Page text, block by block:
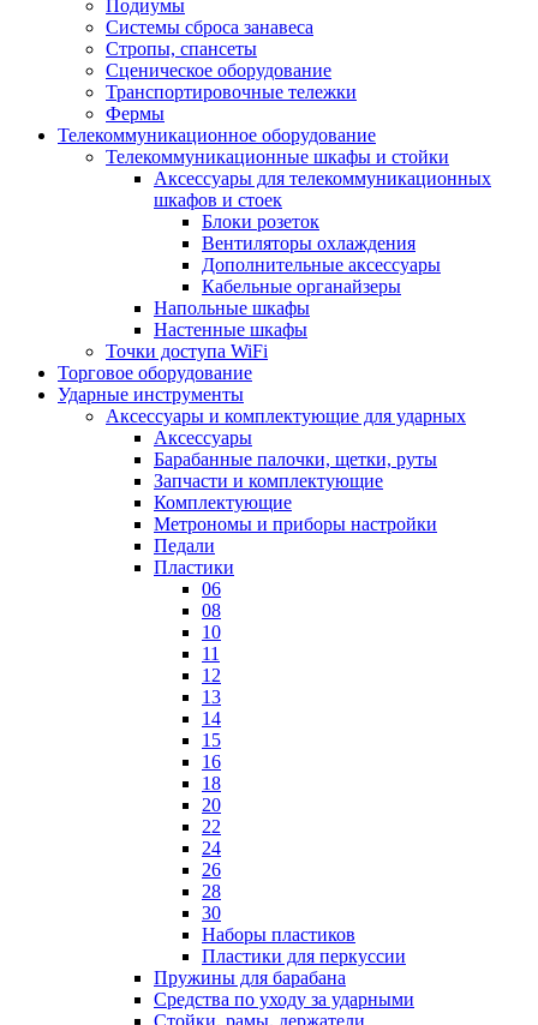
Подиумы
Системы сброса занавеса
Стропы, спансеты
Сценическое оборудование
Транспортировочные тележки
Фермы
Телекоммуникационное оборудование
Телекоммуникационные шкафы и стойки
Аксессуары для телекоммуникационных
шкафов и стоек
Блоки розеток
Вентиляторы охлаждения
Дополнительные аксессуары
Кабельные органайзеры
Напольные шкафы
Настенные шкафы
Точки доступа WiFi
Торговое оборудование
Ударные инструменты
Аксессуары и комплектующие для ударных
Аксессуары
Барабанные палочки, щетки, руты
Запчасти и комплектующие
Комплектующие
Метрономы и приборы настройки
Педали
Пластики
06
08
10
11
12
13
14
15
16
18
20
22
24
26
28
30
Наборы пластиков
Пластики для перкуссии
Пружины для барабана
Средства по уходу за ударными
Стойки, рамы, держатели